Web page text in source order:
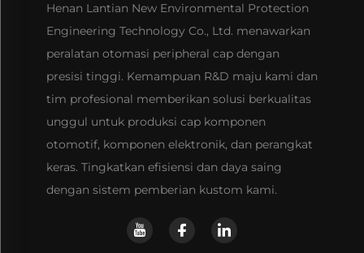
Henan Lantian New Environmental Protection
Engineering Technology Co., Ltd. menawarkan
peralatan otomasi peripheral cap dengan
presisi tinggi. Kemampuan R&D maju kami dan
tim profesional memberikan solusi berkualitas
unggul untuk produksi cap komponen
otomotif, komponen elektronik, dan perangkat
keras. Tingkatkan efisiensi dan daya saing
dengan sistem pemberian kustom kami.